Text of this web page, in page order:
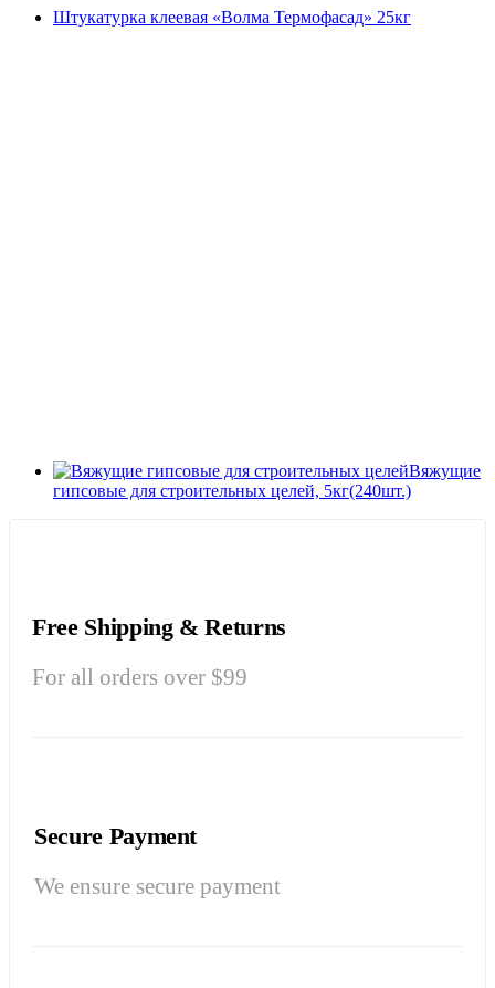
Штукатурка клеевая «Волма Термофасад» 25кг
Вяжущие
гипсовые для строительных целей, 5кг(240шт.)
Free Shipping & Returns
For all orders over $99
Secure Payment
We ensure secure payment